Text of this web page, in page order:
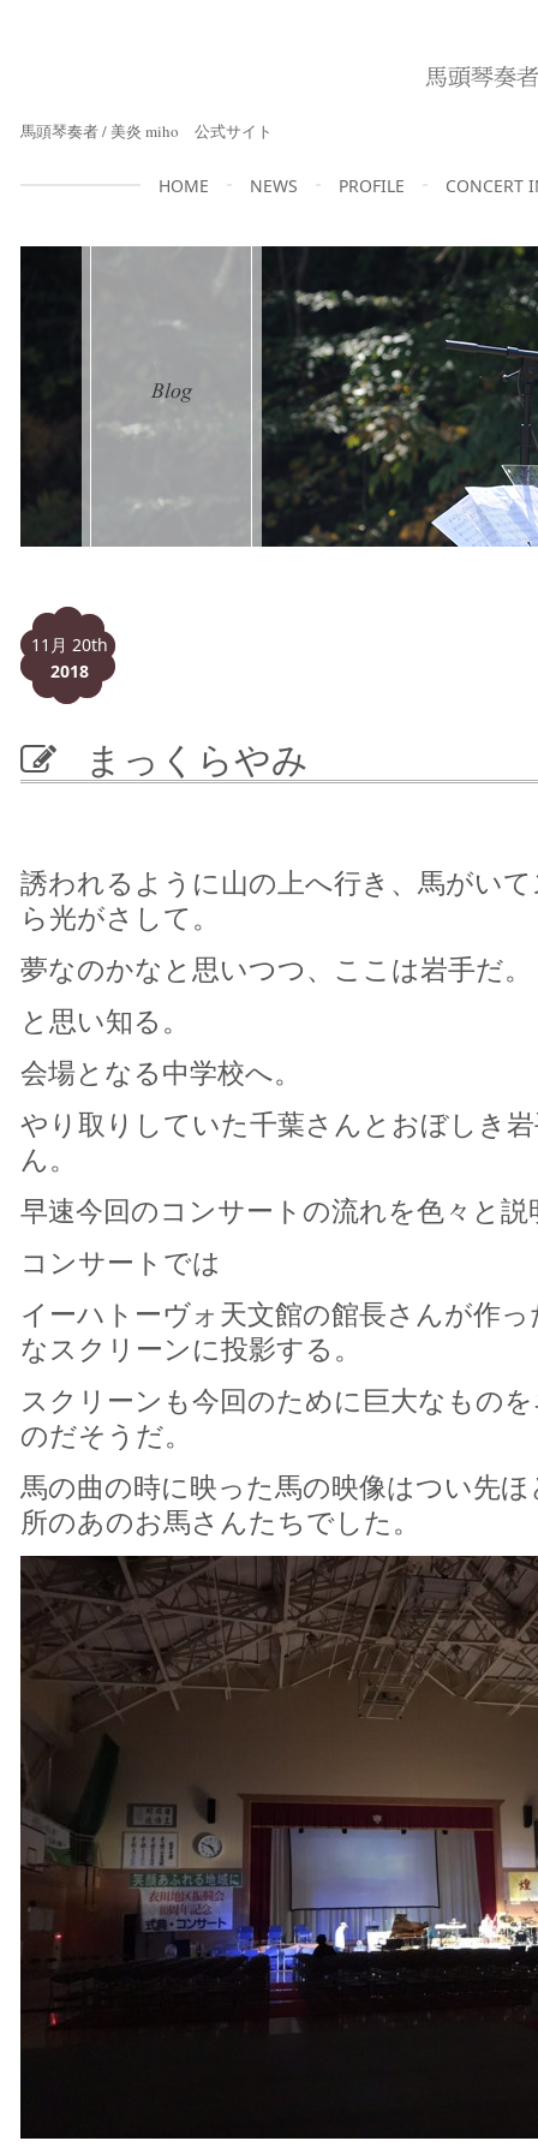
馬頭琴奏者 / 美炎 miho 公式サイト
HOME NEWS PROFILE CONCERT
11月 20th
2018
まっくらやみ
誘われるように山の上へ行き、馬がい
ら光がさして。
夢なのかなと思いつつ、ここは岩手だ。
と思い知る。
会場となる中学校へ。
やり取りしていた千葉さんとおぼしき
ん。
早速今回のコンサートの流れを色々と
コンサートでは
イーハトーヴォ天文館の館長さんが作
なスクリーンに投影する。
スクリーンも今回のために巨大なもの
のだそうだ。
馬の曲の時に映った馬の映像はつい先
所のあのお馬さんたちでした。